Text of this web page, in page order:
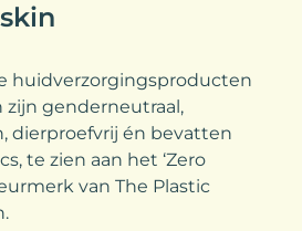
huidverzorgingsproducten
zijn genderneutraal,
dierproefvrij én bevatten
te zien aan het ‘Zero
van The Plastic